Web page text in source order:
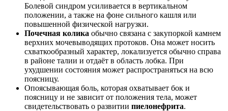
Болевой синдром усиливается в вертикальном
положении, а также на фоне сильного кашля или
повышенной физической нагрузки.
Почечная колика обычно связана с закупоркой камнем
верхних мочевыводящих протоков. Она может носить
схваткообразный характер, локализуется обычно справа
в районе талии и отдаёт в область лобка. При
ухудшении состояния может распространяться на всю
поясницу.
Опоясывающая боль, которая охватывает бок и
поясницу и не зависит от положения тела, может
свидетельствовать о развитии пиелонефрита.